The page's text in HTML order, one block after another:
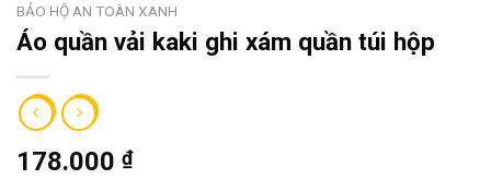
BẢO HỘ AN TOÀN XANH
Áo quần vải kaki ghi xám quần túi hộp
178.000 ₫